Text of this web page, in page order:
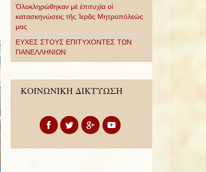
Ὁλοκληρώθηκαν μὲ ἐπιτυχία οἱ
κατασκηνώσεις τῆς Ἱερᾶς Μητροπόλεώς
μας
ΕΥΧΕΣ ΣΤΟΥΣ ΕΠΙΤΥΧΟΝΤΕΣ ΤΩΝ
ΠΑΝΕΛΛΗΝΙΩΝ
ΚΟΙΝΩΝΙΚΗ ΔΙΚΤΥΩΣΗ